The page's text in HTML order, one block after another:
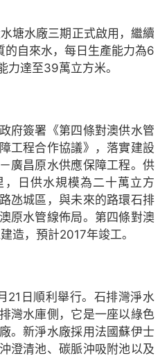
塘水廠三期正式啟用，繼續
的自來水，每日生產能力為6
力達至39萬立方米。
府簽署《第四條對澳供水管
工程合作協議》，落實建設
廣昌原水供應保障工程。供
日供水規模為二十萬立方
氹城區，與未來的路環石排
原水管線佈局。第四條對澳
造，預計2017年竣工。
21日順利舉行。石排灣淨水
灣水庫側，它是一座以綠色
。新淨水廠採用法國蘇伊士
澄清池、碳脈沖吸附池以及